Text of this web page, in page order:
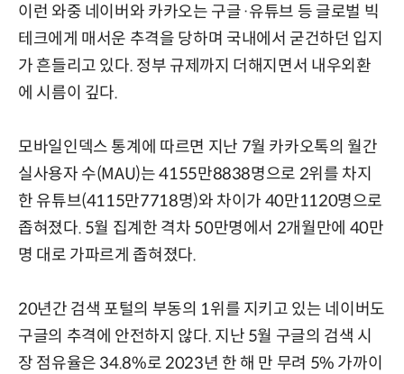
이런 와중 네이버와 카카오는 구글·유튜브 등 글로벌 빅
테크에게 매서운 추격을 당하며 국내에서 굳건하던 입지
가 흔들리고 있다. 정부 규제까지 더해지면서 내우외환
에 시름이 깊다.
모바일인덱스 통계에 따르면 지난 7월 카카오톡의 월간
실사용자 수(MAU)는 4155만8838명으로 2위를 차지
한 유튜브(4115만7718명)와 차이가 40만1120명으로
좁혀졌다. 5월 집계한 격차 50만명에서 2개월만에 40만
명 대로 가파르게 좁혀졌다.
20년간 검색 포털의 부동의 1위를 지키고 있는 네이버도
구글의 추격에 안전하지 않다. 지난 5월 구글의 검색 시
장 점유율은 34.8%로 2023년 한 해 만 무려 5% 가까이